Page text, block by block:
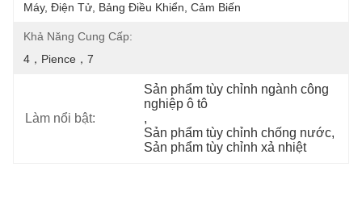
Máy, Điện Tử, Bảng Điều Khiển, Cảm Biến
Khả Năng Cung Cấp:
4，pience，7
Làm nổi bật:
Sản phẩm tùy chỉnh ngành công
nghiệp ô tô
,
Sản phẩm tùy chỉnh chống nước
Sản phẩm tùy chỉnh xả nhiệt